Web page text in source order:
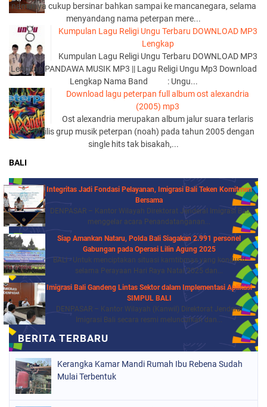
namanya cukup bersinar bahkan sampai ke mancanegara, selama
menyandang nama peterpan mere...
Kumpulan Lagu Religi Ungu Terbaru DOWNLOAD MP3
Lengkap
Kumpulan Lagu Religi Ungu Terbaru DOWNLOAD MP3
Lengkap PANDAWA MUSIK MP3 || Lagu Religi Ungu Mp3 Download
Lengkap Nama Band : Ungu...
Download lagu peterpan full album ost alexandria
(2005) mp3
Ost alexandria merupakan album jalur suara terlaris
yang di rilis grup musik peterpan (noah) pada tahun 2005 dengan
single hits tak bisakah,...
BALI
Integritas Jadi Fondasi Pelayanan, Imigrasi Bali Teken Komitmen
Bersama
DENPASAR – Kantor Wilayah Direktorat Jenderal Imigrasi Bali
menggelar acara Penandatanganan...
Siap Amankan Nataru, Polda Bali Siagakan 2.991 personel
Gabungan pada Operasi Lilin Agung 2025
BALI - Untuk menciptakan situasi kamtibmas yang kondusif
selama Perayaan Hari Raya Natal 2025 dan...
Imigrasi Bali Gandeng Lintas Sektor dalam Implementasi Aplikasi
SIMPUL BALI
DENPASAR – Kantor Wilayah (Kanwil) Direktorat Jenderal
Imigrasi Bali secara resmi meluncurkan dan...
Kerangka Kamar Mandi Rumah Ibu Rebena Sudah
Mulai Terbentuk